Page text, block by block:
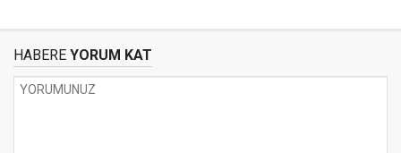
HABERE YORUM KAT